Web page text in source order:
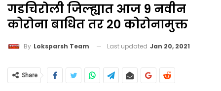
गडचिरोली जिल्ह्यात आज 9 नवीन
कोरोना बाधित तर 20 कोरोनामुक्त
By Loksparsh Team Last updated Jan 20, 2021
Share